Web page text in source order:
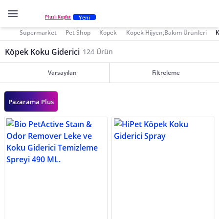
Plus'ı Keşfet Yeni
Süpermarket Pet Shop Köpek Köpek Hijyen,Bakım Ürünleri
Köpek Koku Giderici 124 Ürün
Varsayılan Filtreleme
Pazarama Plus